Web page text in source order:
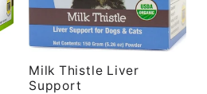
Milk Thistle Liver
Support